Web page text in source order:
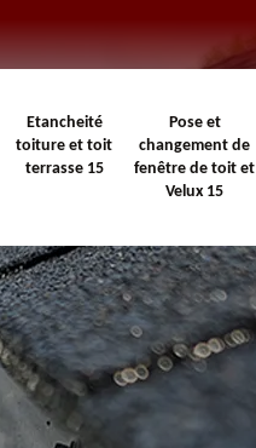
Etancheité
toiture et toit
terrasse 15
Pose et
changement de
fenêtre de toit et
Velux 15